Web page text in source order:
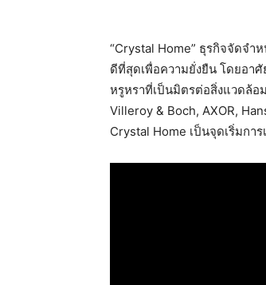
“Crystal Home” ธุรกิจจัดจํ
ดีที่สุดเพื่อความยั่งยืน โดยอา
หรูหราที่เป็นมิตรต่อสิ่งแวดล้
Villeroy & Boch, AXOR,
Crystal Home เป็นจุดเริ่มก